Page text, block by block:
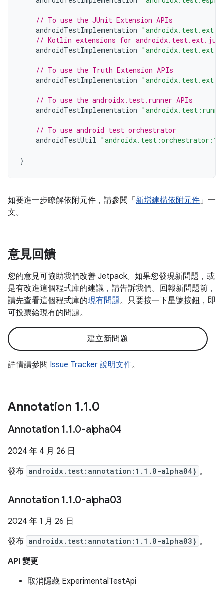
// To use the JUnit Extension APIs
androidTestImplementation
// Kotlin extensions for
androidTestImplementation
// To use the Truth Extension APIs
androidTestImplementation
// To use the androidx.test.runner APIs
androidTestImplementation
// To use android test orchestrator
androidTestUtil
}
如要進一步瞭解依附元件，請參閱「 新增建構依附元件」一
文。
意見回饋
您的意見可協助我們改善 Jetpack。如果您發現新問題，或
是有改進這個程式庫的建議，請告訴我們。回報新問題前，
請先查看這個程式庫的現有問題。只要按一下星號按鈕，即
可投票給現有的問題。
建立新問題
詳情請參閱 Issue Tracker 說明文件。
Annotation 1.1.0
Annotation 1.1.0-alpha04
2024 年 4 月 26 日
發布 androidx.test:annotation:1.1.0-alpha04} 。
Annotation 1.1.0-alpha03
2024 年 1 月 26 日
發布 androidx.test:annotation:1.1.0-alpha03} 。
API 變更
取消隱藏 ExperimentalTestApi